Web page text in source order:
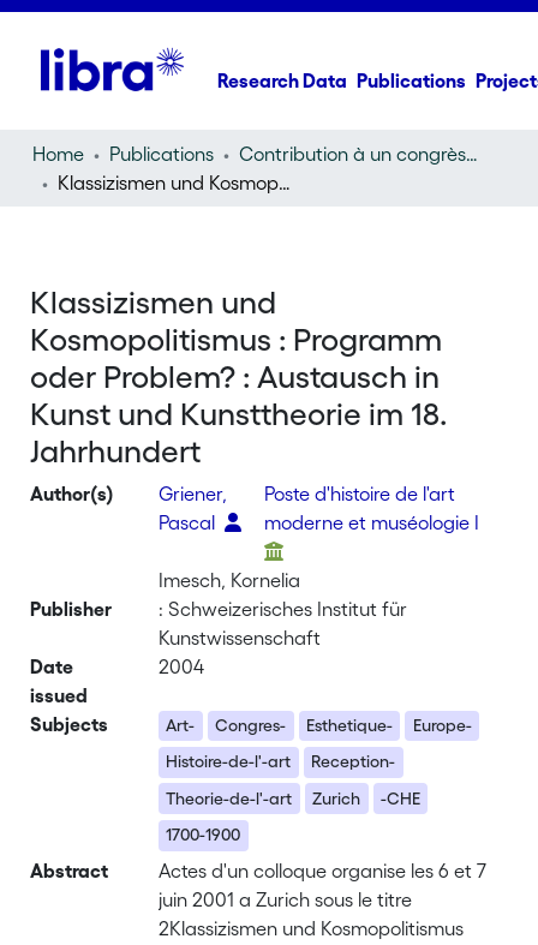
Research Data Publications
Home Publications
Contribution à un congrès (conference paper)
Klassizismen und Kosmopolitismus : Programm oder Problem? : Austausch in Kunst und Kunsttheorie im 18. Jahrhundert
Klassizismen und
Kosmopolitismus : Programm
oder Problem? : Austausch in
Kunst und Kunsttheorie im 18.
Jahrhundert
Author(s)
Griener,
Pascal
Poste d'histoire de l'art
moderne et muséologie I
Imesch, Kornelia
Publisher
: Schweizerisches Institut für
Kunstwissenschaft
Date
issued
2004
Subjects Art- Congres- Esthetique-
Europe-
Histoire-de-l'-art
Reception-
Theorie-de-l'-art
Zurich
-CHE
1700-1900
Abstract
Actes d'un colloque organise les 6 et 7
juin 2001 a Zurich sous le titre
2Klassizismen und Kosmopolitismus